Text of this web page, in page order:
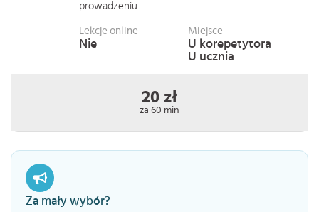
prowadzeniu . . .
Lekcje online
Nie
Miejsce
U korepetytora
U ucznia
20 zł
za 60 min
Za mały wybór?